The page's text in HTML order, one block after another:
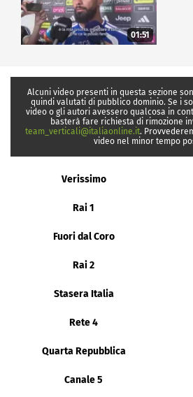
01:51
Alcuni video presenti in questa sezione
quindi valutati di pubblico dominio. Se i
video o gli autori avessero qualcosa in
basterà fare richiesta di rimozione
team_verticali@italiaonline.it.
video nel minor tempo
Verissimo
Rai 1
Fuori dal Coro
Rai 2
Stasera Italia
Rete 4
Quarta Repubblica
Canale 5